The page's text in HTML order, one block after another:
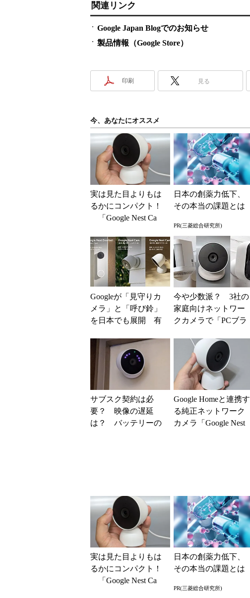
関連リンク
Google Japan Blogでのお知らせ
製品情報（Google Store）
印刷 見る
今、あなたにオススメ
実は見た目よりもは
るかにコンパクト！
「Google Nest Ca
アダプター式）...
日本の創薬力低下、
その本当の課題とは
PR(三菱総合研究所)
Googleが「見守りカ
メラ」と「呼び鈴」
を日本でも展開 有
「Nest Aware...
今や少数派？ 3社の
家庭向けネットワー
クカメラで「PCブラ
能」を比較した
サブスク契約は必
要？ 映像の遅延
は？ バッテリーの
Google Homeと連携す
る純正ネットワーク
カメラ「Google Nest
実は見た目よりもは
るかにコンパクト！
「Google Nest Ca
日本の創薬力低下、
その本当の課題とは
PR(三菱総合研究所)